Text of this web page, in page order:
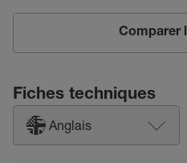
Comparer
Fiches techniques
Anglais